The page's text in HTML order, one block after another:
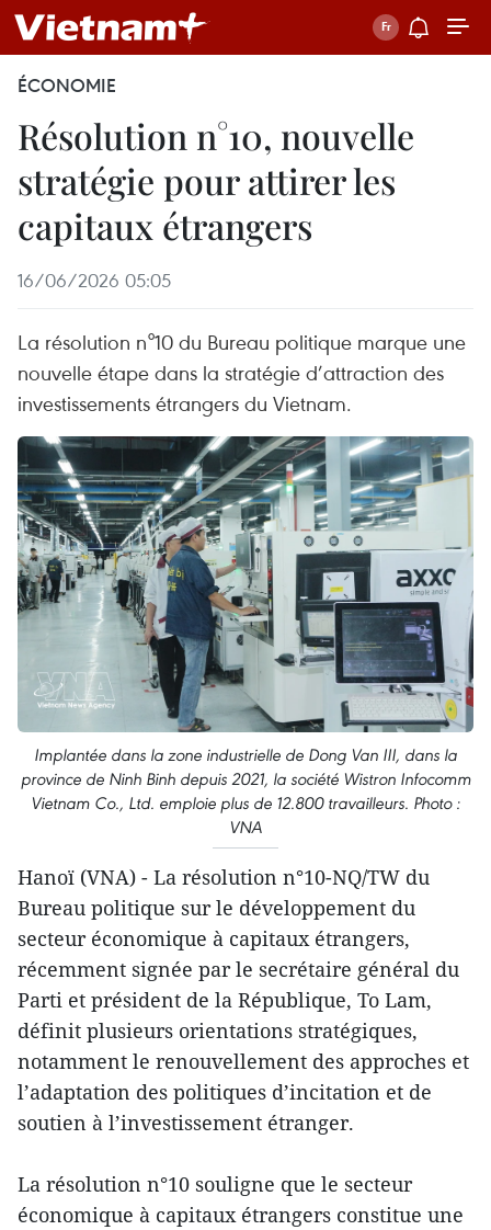
ÉCONOMIE
Résolution n°10, nouvelle
stratégie pour attirer les
capitaux étrangers
16/06/2026 05:05
La résolution n°10 du Bureau politique marque une
nouvelle étape dans la stratégie d’attraction des
investissements étrangers du Vietnam.
Implantée dans la zone industrielle de Dong Van III, dans la
province de Ninh Binh depuis 2021, la société Wistron Infocomm
Vietnam Co., Ltd. emploie plus de 12.800 travailleurs. Photo :
VNA
Hanoï (VNA) - La résolution n°10-NQ/TW du
Bureau politique sur le développement du
secteur économique à capitaux étrangers,
récemment signée par le secrétaire général du
Parti et président de la République, To Lam,
définit plusieurs orientations stratégiques,
notamment le renouvellement des approches et
l’adaptation des politiques d’incitation et de
soutien à l’investissement étranger.
La résolution n°10 souligne que le secteur
économique à capitaux étrangers constitue une